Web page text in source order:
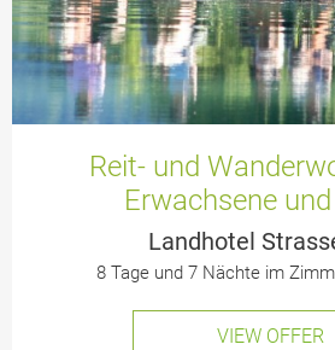
Reit- und
Erwachsene
Landhotel
8 Tage und 7 Nächte im
VIEW OFFER